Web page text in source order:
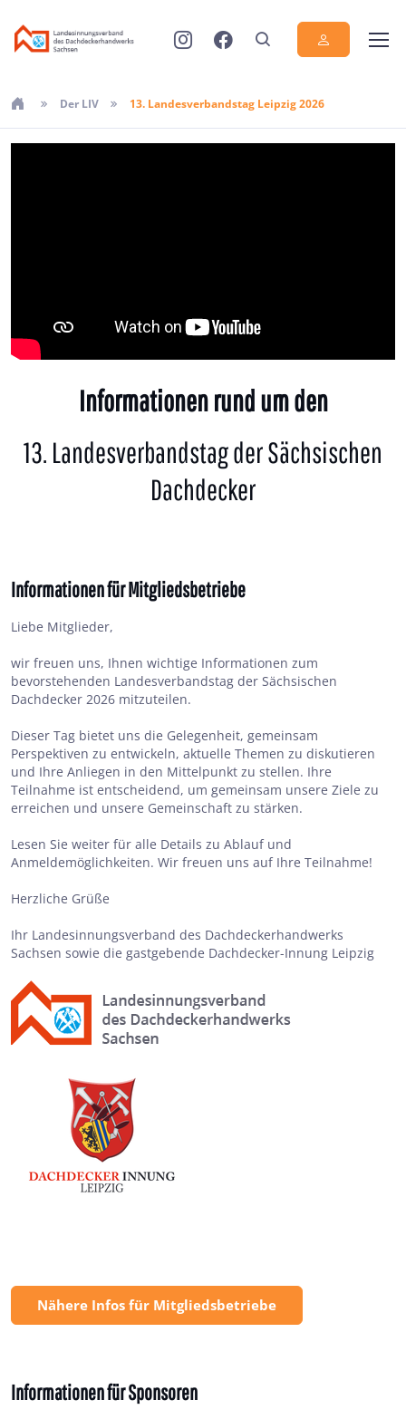
Der LIV 13. Landesverbandstag Leipzig 2026
Informationen rund um den
13. Landesverbandstag der Sächsischen
Dachdecker
Informationen für Mitgliedsbetriebe
Liebe Mitglieder,
wir freuen uns, Ihnen wichtige Informationen zum
bevorstehenden Landesverbandstag der Sächsischen
Dachdecker 2026 mitzuteilen.
Dieser Tag bietet uns die Gelegenheit, gemeinsam
Perspektiven zu entwickeln, aktuelle Themen zu diskutieren
und Ihre Anliegen in den Mittelpunkt zu stellen. Ihre
Teilnahme ist entscheidend, um gemeinsam unsere Ziele zu
erreichen und unsere Gemeinschaft zu stärken.
Lesen Sie weiter für alle Details zu Ablauf und
Anmeldemöglichkeiten. Wir freuen uns auf Ihre Teilnahme!
Herzliche Grüße
Ihr Landesinnungsverband des Dachdeckerhandwerks
Sachsen sowie die gastgebende Dachdecker-Innung Leipzig
Nähere Infos für Mitgliedsbetriebe
Informationen für Sponsoren